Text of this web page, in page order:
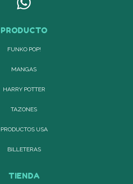
PRODUCTO
FUNKO POP!
MANGAS
HARRY POTTER
TAZONES
PRODUCTOS USA
BILLETERAS
TIENDA